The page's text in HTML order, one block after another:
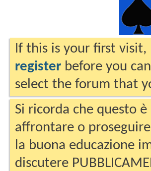
If this is your first
register before you
select the forum that
Si ricorda che questo
affrontare o
la buona educazione
discutere